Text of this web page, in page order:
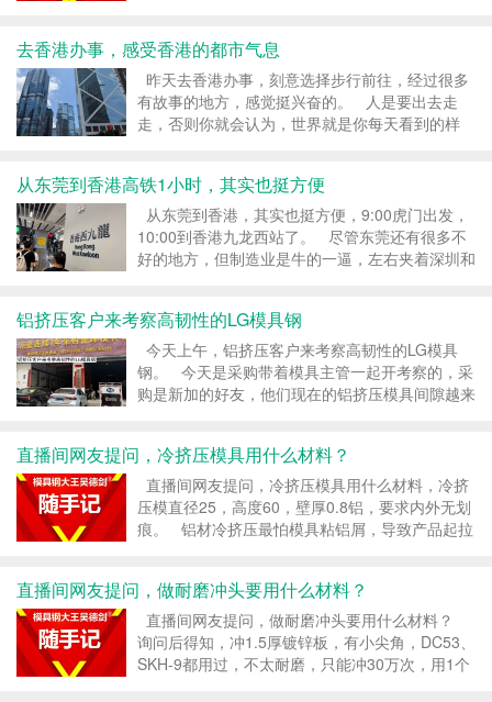
去香港办事，感受香港的都市气息
昨天去香港办事，刻意选择步行前往，经过很多
有故事的地方，感觉挺兴奋的。 人是要出去走
走，否则你就会认为，世界就是你每天看到的样
从东莞到香港高铁1小时，其实也挺方便
从东莞到香港，其实也挺方便，9:00虎门出发，
10:00到香港九龙西站了。 尽管东莞还有很多不
好的地方，但制造业是牛的一逼，左右夹着深圳和
铝挤压客户来考察高韧性的LG模具钢
今天上午，铝挤压客户来考察高韧性的LG模具
钢。 今天是采购带着模具主管一起开考察的，采
购是新加的好友，他们现在的铝挤压模具间隙越来
芯子容易跑偏，导致挤压出来的产品...
直播间网友提问，冷挤压模具用什么材料？
直播间网友提问，冷挤压模具用什么材料，冷挤
压模直径25，高度60，壁厚0.8铝，要求内外无划
痕。 铝材冷挤压最怕模具粘铝屑，导致产品起拉
不见的微观细...
直播间网友提问，做耐磨冲头要用什么材料？
直播间网友提问，做耐磨冲头要用什么材料？
询问后得知，冲1.5厚镀锌板，有小尖角，DC53、
SKH-9都用过，不太耐磨，只能冲30万次，用1个